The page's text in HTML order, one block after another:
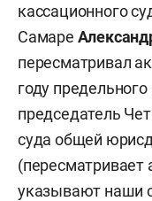
кассационного
Самаре
пересматривал
году
председатель
суда общей
(пересматривает
указывают наши